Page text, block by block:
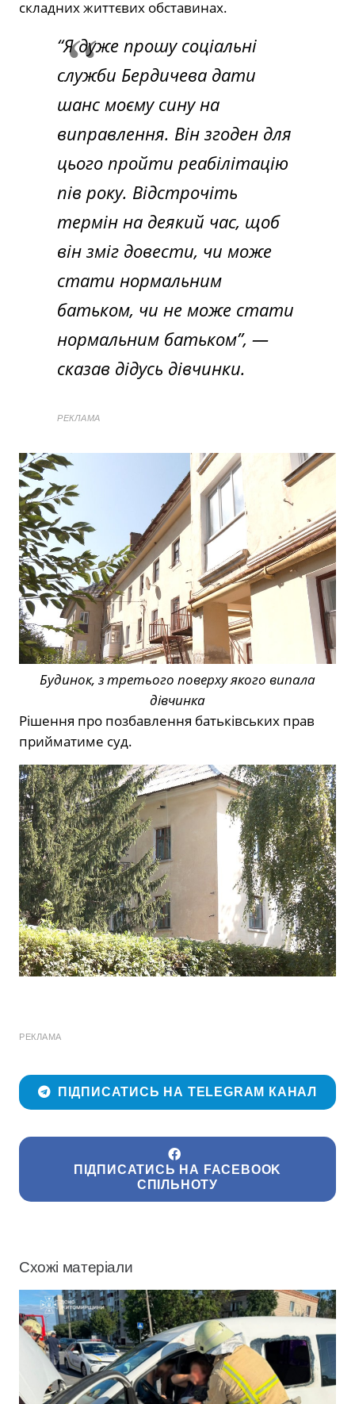
складних життєвих обставинах.
“Я дуже прошу соціальні
служби Бердичева дати
шанс моєму сину на
виправлення. Він згоден для
цього пройти реабілітацію
пів року. Відстрочіть
термін на деякий час, щоб
він зміг довести, чи може
стати нормальним
батьком, чи не може стати
нормальним батьком”, —
сказав дідусь дівчинки.
РЕКЛАМА
Будинок, з третього поверху якого випала
дівчинка
Рішення про позбавлення батьківських прав
прийматиме суд.
РЕКЛАМА
ПІДПИСАТИСЬ НА TELEGRAM КАНАЛ
ПІДПИСАТИСЬ НА FACEBOOK
СПІЛЬНОТУ
Схожі матеріали